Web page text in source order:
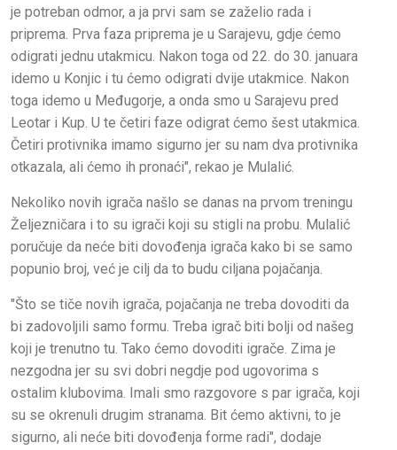
je potreban odmor, a ja prvi sam se zaželio rada i
priprema. Prva faza priprema je u Sarajevu, gdje ćemo
odigrati jednu utakmicu. Nakon toga od 22. do 30. januara
idemo u Konjic i tu ćemo odigrati dvije utakmice. Nakon
toga idemo u Međugorje, a onda smo u Sarajevu pred
Leotar i Kup. U te četiri faze odigrat ćemo šest utakmica.
Četiri protivnika imamo sigurno jer su nam dva protivnika
otkazala, ali ćemo ih pronaći", rekao je Mulalić.
Nekoliko novih igrača našlo se danas na prvom treningu
Željezničara i to su igrači koji su stigli na probu. Mulalić
poručuje da neće biti dovođenja igrača kako bi se samo
popunio broj, već je cilj da to budu ciljana pojačanja.
"Što se tiče novih igrača, pojačanja ne treba dovoditi da
bi zadovoljili samo formu. Treba igrač biti bolji od našeg
koji je trenutno tu. Tako ćemo dovoditi igrače. Zima je
nezgodna jer su svi dobri negdje pod ugovorima s
ostalim klubovima. Imali smo razgovore s par igrača, koji
su se okrenuli drugim stranama. Bit ćemo aktivni, to je
sigurno, ali neće biti dovođenja forme radi", dodaje